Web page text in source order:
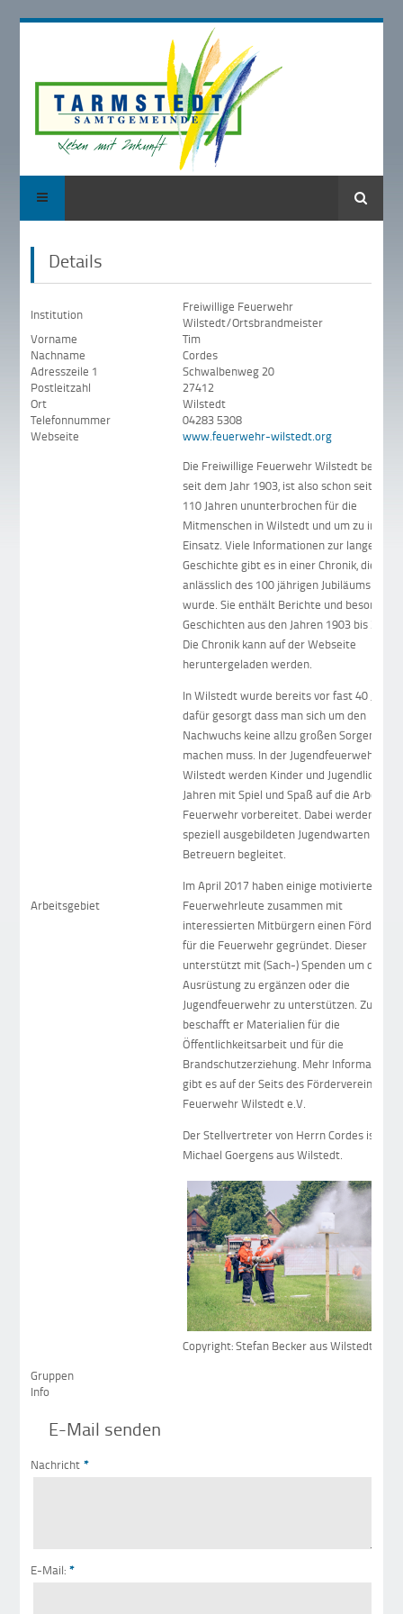
Suche
Details
Institution
Freiwillige Feuerwehr
Wilstedt/Ortsbrandmeister
Vorname
Tim
Nachname
Cordes
Adresszeile 1
Schwalbenweg 20
Postleitzahl
27412
Ort
Wilstedt
Telefonnummer
04283 5308
Webseite
www.feuerwehr-wilstedt.org
Arbeitsgebiet
Die Freiwillige Feuerwehr Wilstedt besteht
seit dem Jahr 1903, ist also schon seit über
110 Jahren ununterbrochen für die
Mitmenschen in Wilstedt und um zu im
Einsatz. Viele Informationen zur langen
Geschichte gibt es in einer Chronik, die
anlässlich des 100 jährigen Jubiläums
wurde. Sie enthält Berichte und besondere
Geschichten aus den Jahren 1903 bis 2003.
Die Chronik kann auf der Webseite
heruntergeladen werden.
In Wilstedt wurde bereits vor fast 40
dafür gesorgt dass man sich um den
Nachwuchs keine allzu großen Sorgen
machen muss. In der Jugendfeuerwehr
Wilstedt werden Kinder und Jugendliche
Jahren mit Spiel und Spaß auf die Arbeit in
Feuerwehr vorbereitet. Dabei werden sie
speziell ausgebildeten Jugendwarten und
Betreuern begleitet.
Im April 2017 haben einige motivierte
Feuerwehrleute zusammen mit
interessierten Mitbürgern einen
für die Feuerwehr gegründet. Dieser
unterstützt mit (Sach-) Spenden um die
Ausrüstung zu ergänzen oder die
Jugendfeuerwehr zu unterstützen.
beschafft er Materialien für die
Öffentlichkeitsarbeit und für die
Brandschutzerziehung. Mehr
gibt es auf der Seits des Fördervereins der
Feuerwehr Wilstedt e.V.
Der Stellvertreter von Herrn Cordes ist
Michael Goergens aus Wilstedt.
Copyright: Stefan Becker aus Wilstedt
Gruppen
Info
E-Mail senden
Nachricht *
E-Mail: *